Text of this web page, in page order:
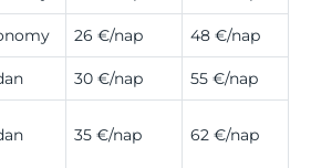
26 €/nap 48 €/nap
30 €/nap 55 €/nap
35 €/nap 62 €/nap